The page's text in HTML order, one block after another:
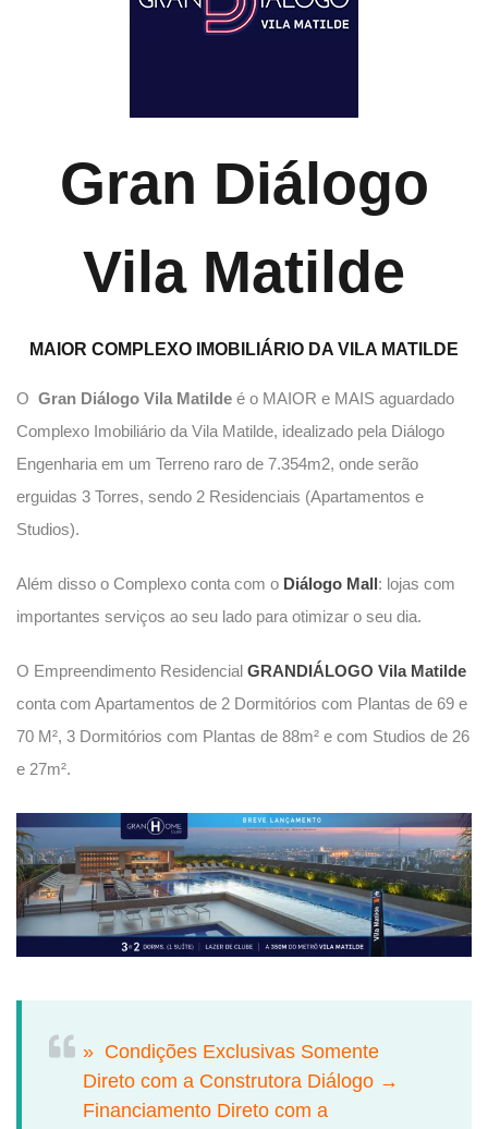
Gran Diálogo
Vila Matilde
MAIOR COMPLEXO IMOBILIÁRIO DA VILA MATILDE
O Gran Diálogo Vila Matilde é o MAIOR e MAIS aguardado
Complexo Imobiliário da Vila Matilde, idealizado pela Diálogo
Engenharia em um Terreno raro de 7.354m2, onde serão
erguidas 3 Torres, sendo 2 Residenciais (Apartamentos e
Studios).
Além disso o Complexo conta com o Diálogo Mall: lojas com
importantes serviços ao seu lado para otimizar o seu dia.
O Empreendimento Residencial GRANDIÁLOGO Vila Matilde
conta com Apartamentos de 2 Dormitórios com Plantas de 69 e
70 M², 3 Dormitórios com Plantas de 88m² e com Studios de 26
e 27m².
» Condições Exclusivas Somente
Direto com a Construtora Diálogo →
Financiamento Direto com a